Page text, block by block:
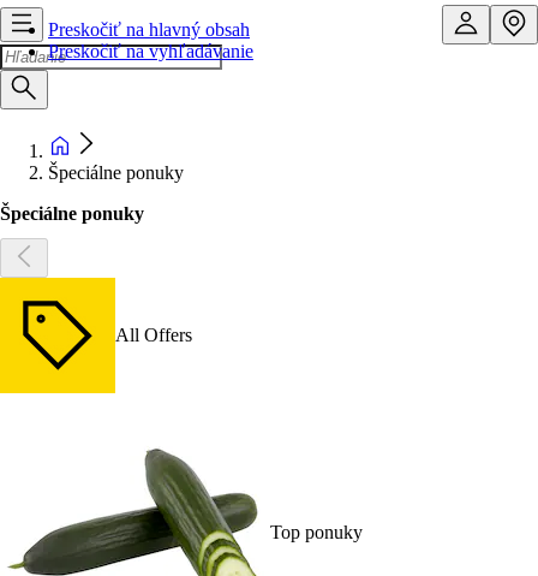
Preskočiť na hlavný obsah
Preskočiť na vyhľadávanie
Špeciálne ponuky
Špeciálne ponuky
All Offers
Top ponuky